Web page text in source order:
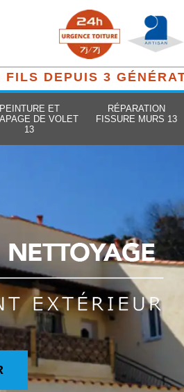
DEPUIS 3
PEINTURE ET
DE VOLET
13
RÉPARATION
FISSURE MURS 13